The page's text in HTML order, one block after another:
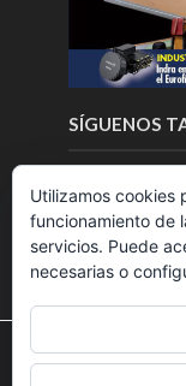
SÍGUENOS
Utilizamos cookies
nuestra web.
Utilizamos cookies
funcionamiento de
servicios. Puede
necesarias o